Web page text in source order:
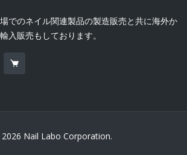
でのネイル関連製品の製造販売と共に海外か
入販売もしております。
Nail Labo Corporation.